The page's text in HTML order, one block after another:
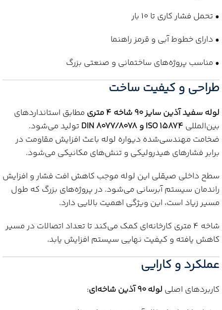
• تحمل فشار کاری تا 10 بار
• دارای خطوط آبی و قرمز راهنما
• مناسب پروژه‌های ساختمانی و صنعتی بزرگ
طراحی و کیفیت ساخت
لوله سفید آذین سایز 90 شاخه 4 متری
مطابق استانداردهای
بین‌المللی ISO 15874 و DIN 8077/8078
تولید می‌شود.
ضخامت مهندسی‌شده دیواره لوله باعث افزایش مقاومت در
برابر فشارهای هیدرولیکی و تنش‌های مکانیکی می‌شود.
سطح داخلی صیقلی این لوله موجب کاهش افت فشار و افزایش
راندمان سیستم آبرسانی می‌شود. در پروژه‌های بزرگ که طول
مسیر زیاد است، این ویژگی اهمیت بالایی دارد.
شاخه 4 متری کارخانه‌ای کمک می‌کند تا تعداد اتصالات در مسیر
کاهش یافته و کیفیت نهایی سیستم افزایش یابد.
عملکرد و کارایی
کاربردهای اصلی لوله 90 آذین شاخه‌ای
: